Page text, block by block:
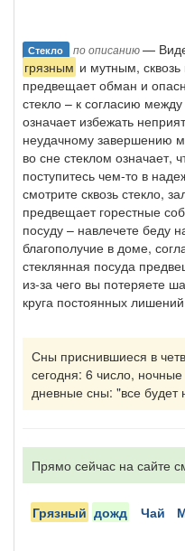
Стекло по описанию—
грязным и мутным, сквозь
предвещает обман и
стекло – к согласию
означает избежать
неудачному завершению
во сне стеклом означает,
поступитесь чем-то в
смотрите сквозь стекло,
предвещает горестные
посуду – навлечете беду
благополучие в доме,
стеклянная посуда
из-за чего вы потеряете
круга постоянных
Сны приснившиеся в
сегодня: 6 число,
дневные сны: "все будет
Прямо сейчас на сайте
грязный дожд чай